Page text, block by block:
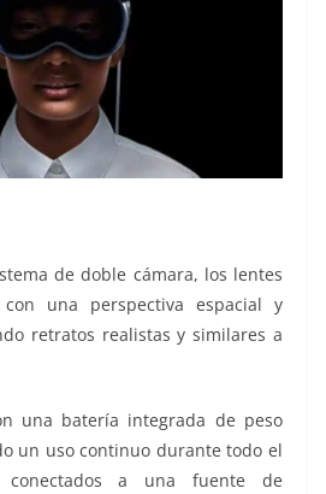
de doble cámara, los lentes
una perspectiva espacial y
retratos realistas y similares a
una batería integrada de peso
un uso continuo durante todo el
a una fuente de